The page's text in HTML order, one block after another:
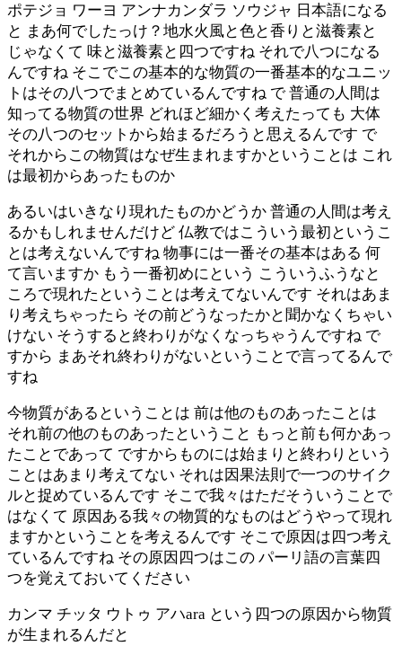
ポテジョ ワーヨ アンナカンダラ ソウジャ 日本語になる
と まあ何でしたっけ？地水火風と色と香りと滋養素と
じゃなくて 味と滋養素と四つですね それで八つになる
んですね そこでこの基本的な物質の一番基本的なユニッ
トはその八つでまとめているんですね で 普通の人間は
知ってる物質の世界 どれほど細かく考えたっても 大体
その八つのセットから始まるだろうと思えるんです で
それからこの物質はなぜ生まれますかということは これ
は最初からあったものか
あるいはいきなり現れたものかどうか 普通の人間は考え
るかもしれませんだけど 仏教ではこういう最初というこ
とは考えないんですね 物事には一番その基本はある 何
て言いますか もう一番初めにという こういうふうなと
ころで現れたということは考えてないんです それはあま
り考えちゃったら その前どうなったかと聞かなくちゃい
けない そうすると終わりがなくなっちゃうんですね で
すから まあそれ終わりがないということで言ってるんで
すね
今物質があるということは 前は他のものあったことは
それ前の他のものあったということ もっと前も何かあっ
たことであって ですからものには始まりと終わりという
ことはあまり考えてない それは因果法則で一つのサイク
ルと捉めているんです そこで我々はただそういうことで
はなくて 原因ある我々の物質的なものはどうやって現れ
ますかということを考えるんです そこで原因は四つ考え
ているんですね その原因四つはこの パーリ語の言葉四
つを覚えておいてください
カンマ チッタ ウトゥ アハara という四つの原因から物質
が生まれるんだと